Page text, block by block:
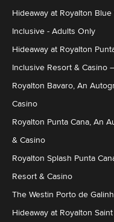
Hideaway at Royalton
Inclusive - Adults Only
Hideaway at Royalton
Inclusive Resort & Casino
Royalton Bavaro, An
Casino
Royalton Punta Cana, An
& Casino
Royalton Splash Punta
Resort & Casino
The Westin Porto de
Hideaway at Royalton